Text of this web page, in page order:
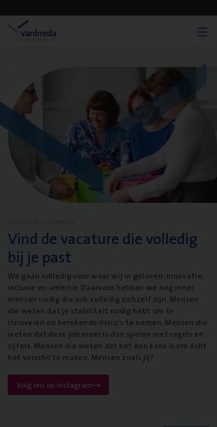
Vind de vacature die volledig
bij je past
We gaan volledig voor waar wij in geloven: innovatie,
inclusie en ambitie. Daarvoor hebben we nog meer
mensen nodig die ook volledig zichzelf zijn. Mensen
die weten dat je stabiliteit nodig hebt om te
innoveren en berekende risico’s te nemen. Mensen die
weten dat deze job meer is dan spelen met regels en
cijfers. Mensen die weten dat het een kans is om écht
het verschil te maken. Mensen zoals jij?
Volg ons op instagram